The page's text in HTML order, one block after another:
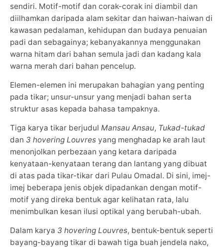
sendiri. Motif-motif dan corak-corak ini diambil dan
diilhamkan daripada alam sekitar dan haiwan-haiwan di
kawasan pedalaman, kehidupan dan budaya penuaian
padi dan sebagainya; kebanyakannya menggunakan
warna hitam dari bahan semula jadi dan kadang kala
warna merah dari bahan pencelup.
Elemen-elemen ini merupakan bahagian yang penting
pada tikar; unsur-unsur yang menjadi bahan serta
struktur asas kepada bahasa tampaknya.
Tiga karya tikar berjudul Mansau Ansau, Tukad-tukad
dan 3 hovering Louvres yang menghadap ke arah laut
menonjolkan perbezaan yang ketara daripada
kenyataan-kenyataan terang dan lantang yang dibuat
di atas pada tikar-tikar dari Pulau Omadal. Di sini, imej-
imej beberapa jenis objek dipadankan dengan motif-
motif yang direka bentuk agar kelihatan rata, lalu
menimbulkan kesan ilusi optikal yang berubah-ubah.
Dalam karya 3 hovering Louvres, bentuk-bentuk seperti
bayang-bayang tikar di bawah tiga buah jendela nako,